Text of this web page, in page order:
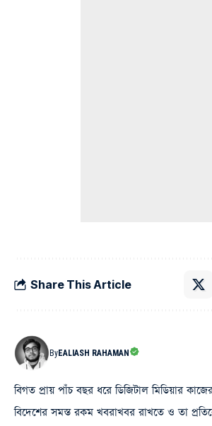
Share This Article
ByEALIASH RAHAMAN
বিগত প্রায় পাঁচ বছর ধরে ডিজিটাল মিডিয়ার
বিদেশের সমস্ত রকম খবরাখবর রাখতে ও তা